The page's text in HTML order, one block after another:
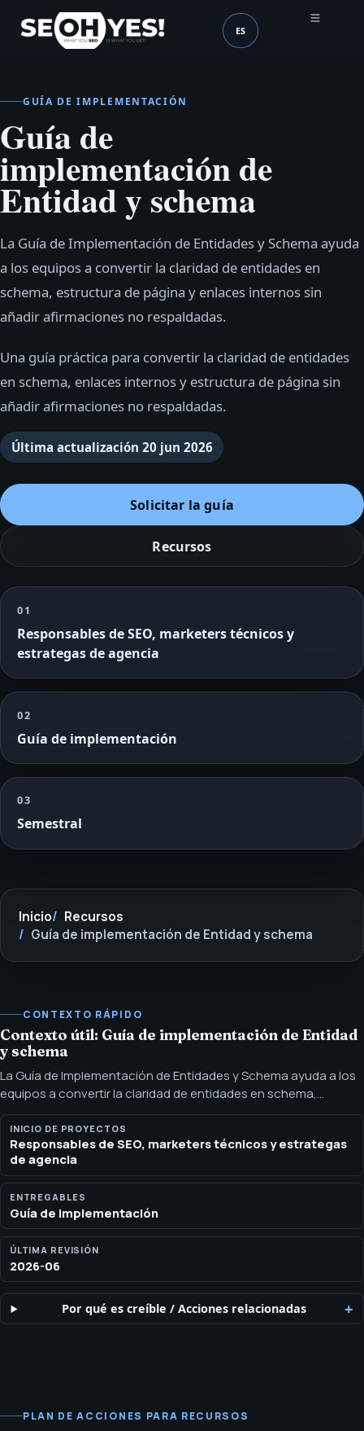
SEOH Idioma (mobile
ES
GUÍA DE IMPLEMENTACIÓN
Guía de
implementación de
Entidad y schema
La Guía de Implementación de Entidades y Schema ayuda
a los equipos a convertir la claridad de entidades en
schema, estructura de página y enlaces internos sin
añadir afirmaciones no respaldadas.
Una guía práctica para convertir la claridad de entidades
en schema, enlaces internos y estructura de página sin
añadir afirmaciones no respaldadas.
Última actualización 20 jun 2026
Solicitar la guía
Recursos
01
Responsables de SEO, marketers técnicos y
estrategas de agencia
02
Guía de implementación
03
Semestral
Inicio
Recursos
Guía de implementación de Entidad y schema
CONTEXTO RÁPIDO
Contexto útil: Guía de implementación de Entidad
y schema
La Guía de Implementación de Entidades y Schema ayuda a los
equipos a convertir la claridad de entidades en schema,
estructura de página y enlaces internos sin añadir afirmaciones
no respaldadas. Solicita la Entity & Schema Implementation
Guide de SEOH para claridad de entidades, elegibilidad de
schema, enlaces internos y alineación del contenido visible.
INICIO DE PROYECTOS
Responsables de SEO, marketers técnicos y estrategas
de agencia
ENTREGABLES
Guía de implementación
ÚLTIMA REVISIÓN
2026-06
Por qué es creíble / Acciones relacionadas
PLAN DE ACCIONES PARA RECURSOS